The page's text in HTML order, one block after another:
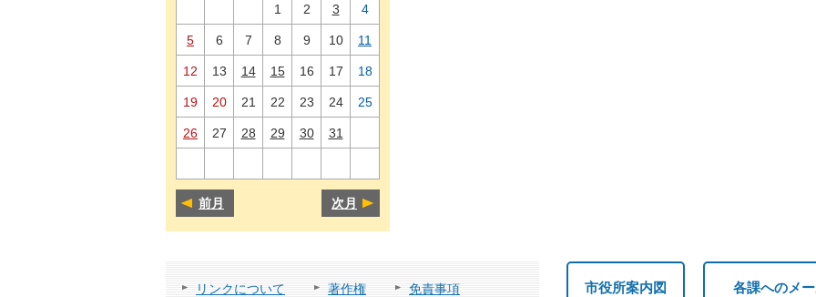
1 2 3 4
5 6 7 8 9 10 11
12 13 14 15 16 17 18
19 20 21 22 23 24 25
26 27 28 29 30 31
前月 次月
リンクについて 著作権
免責事項
市役所案内図 各課へのメ